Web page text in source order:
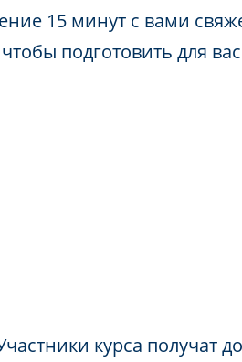
15 минут с вами
чтобы подготовить для
курса получат